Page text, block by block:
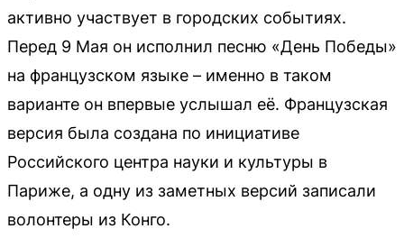
активно участвует в городских событиях.
Перед 9 Мая он исполнил песню «День Победы»
на французском языке – именно в таком
варианте он впервые услышал её. Французская
версия была создана по инициативе
Российского центра науки и культуры в
Париже, а одну из заметных версий записали
волонтеры из Конго.